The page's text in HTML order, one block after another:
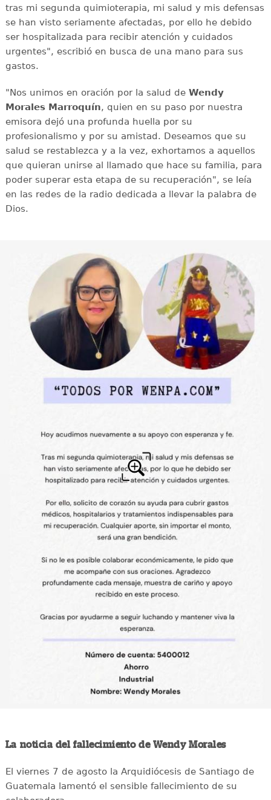
tras mi segunda quimioterapia, mi salud y mis defensas
se han visto seriamente afectadas, por ello he debido
ser hospitalizada para recibir atención y cuidados
urgentes", escribió en busca de una mano para sus
gastos.
"Nos unimos en oración por la salud de Wendy
Morales Marroquín, quien en su paso por nuestra
emisora dejó una profunda huella por su
profesionalismo y por su amistad. Deseamos que su
salud se restablezca y a la vez, exhortamos a aquellos
que quieran unirse al llamado que hace su familia, para
poder superar esta etapa de su recuperación", se leía
en las redes de la radio dedicada a llevar la palabra de
Dios.
La noticia del fallecimiento de Wendy Morales
El viernes 7 de agosto la Arquidiócesis de Santiago de
Guatemala lamentó el sensible fallecimiento de su